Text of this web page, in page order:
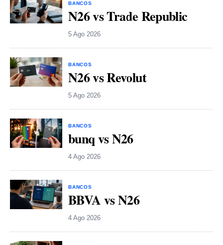
BANCOS
N26 vs Trade Republic
5 Ago 2026
BANCOS
N26 vs Revolut
5 Ago 2026
BANCOS
bunq vs N26
4 Ago 2026
BANCOS
BBVA vs N26
4 Ago 2026